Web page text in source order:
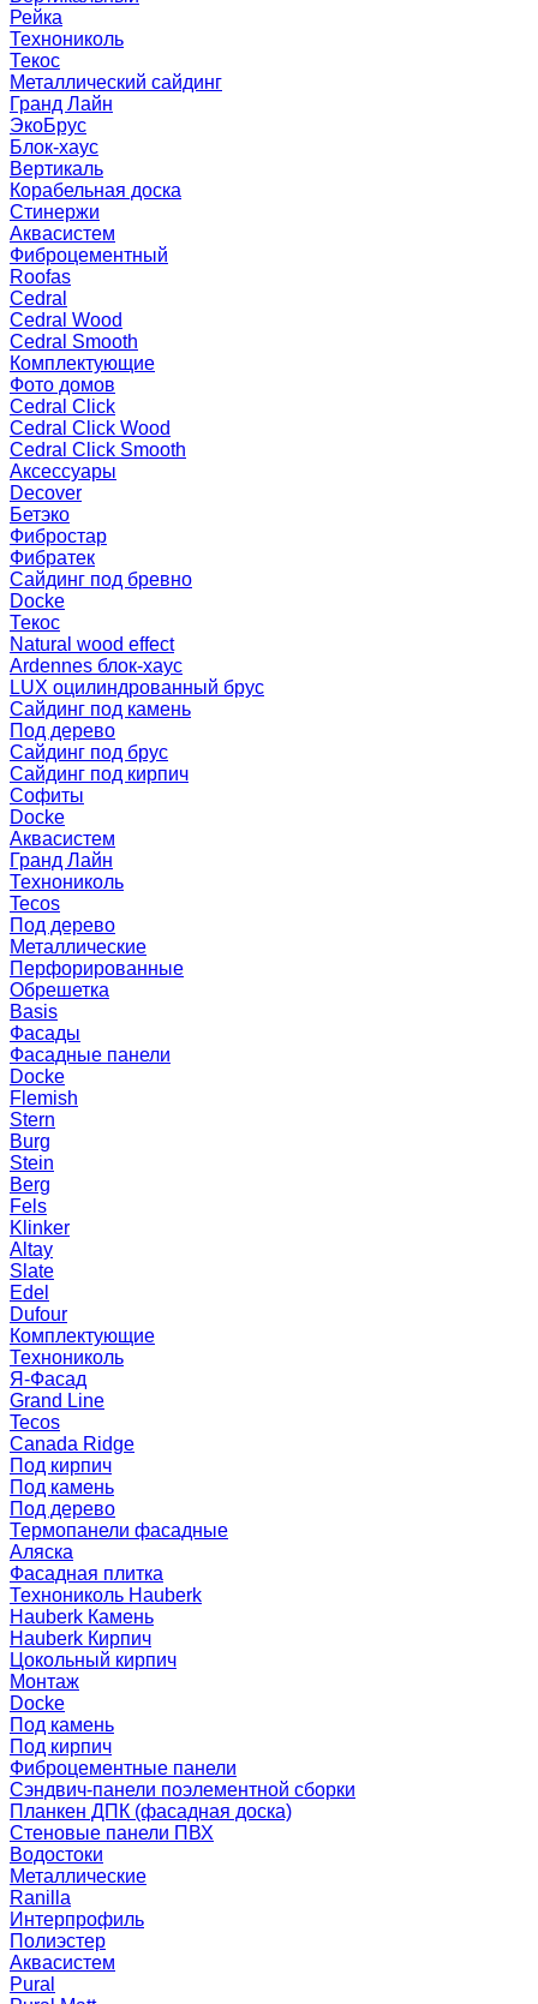
Рейка
Технониколь
Текос
Металлический сайдинг
Гранд Лайн
ЭкоБрус
Блок-хаус
Вертикаль
Корабельная доска
Стинержи
Аквасистем
Фиброцементный
Roofas
Cedral
Cedral Wood
Cedral Smooth
Комплектующие
Фото домов
Cedral Click
Cedral Click Wood
Cedral Click Smooth
Аксессуары
Decover
Бетэко
Фибростар
Фибратек
Сайдинг под бревно
Docke
Текос
Natural wood effect
Ardennes блок-хаус
LUX оцилиндрованный брус
Сайдинг под камень
Под дерево
Сайдинг под брус
Сайдинг под кирпич
Софиты
Docke
Аквасистем
Гранд Лайн
Технониколь
Tecos
Под дерево
Металлические
Перфорированные
Обрешетка
Basis
Фасады
Фасадные панели
Docke
Flemish
Stern
Burg
Stein
Berg
Fels
Klinker
Altay
Slate
Edel
Dufour
Комплектующие
Технониколь
Я-Фасад
Grand Line
Tecos
Canada Ridge
Под кирпич
Под камень
Под дерево
Термопанели фасадные
Аляска
Фасадная плитка
Технониколь Hauberk
Hauberk Камень
Hauberk Кирпич
Цокольный кирпич
Монтаж
Docke
Под камень
Под кирпич
Фиброцементные панели
Сэндвич-панели поэлементной сборки
Планкен ДПК (фасадная доска)
Стеновые панели ПВХ
Водостоки
Металлические
Ranilla
Интерпрофиль
Полиэстер
Аквасистем
Pural